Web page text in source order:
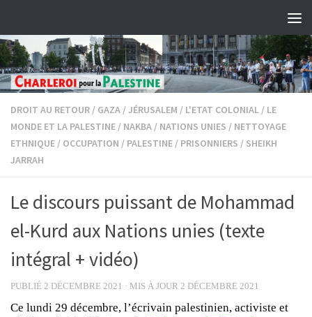
DROIT AU RETOUR / GAZA /JÉRUSALEM / L'ETAT COLONIAL / LE
MONDE ET LA PALESTINE / NAKBA / NATIONS UNIES / NETTOYAGE
ETHNIQUE / OCCUPATION / PALESTINE / PRISONNIERS / SHEIKH
JARRAH
Le discours puissant de Mohammad
el-Kurd aux Nations unies (texte
intégral + vidéo)
PUBLIÉ 2 DÉCEMBRE 2021 · MIS À JOUR 2 DÉCEMBRE 2021
Ce lundi 29 décembre, l’écrivain palestinien, activiste et